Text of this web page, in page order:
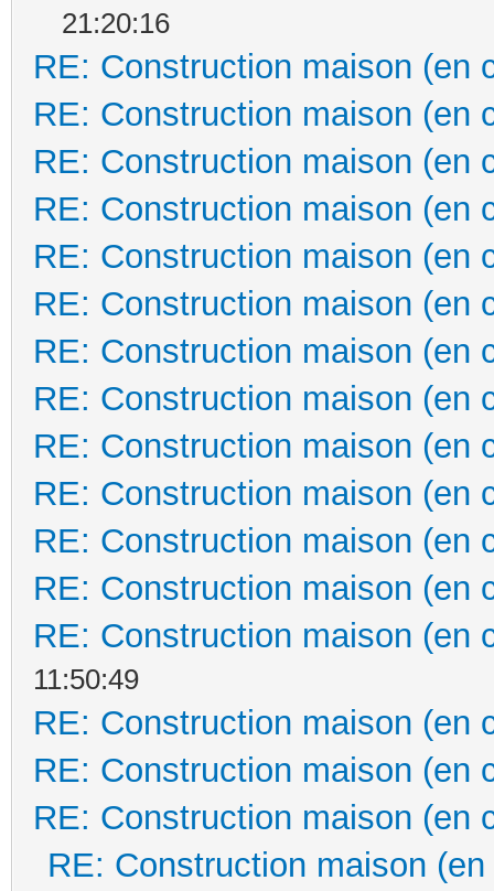
21:20:16
RE: Construction maison (en
RE: Construction maison (en
RE: Construction maison (en
RE: Construction maison (en
RE: Construction maison (en
RE: Construction maison (en
RE: Construction maison (en
RE: Construction maison (en
RE: Construction maison (en
RE: Construction maison (en
RE: Construction maison (en
RE: Construction maison (en
RE: Construction maison (en
11:50:49
RE: Construction maison (en
RE: Construction maison (en
RE: Construction maison (en
RE: Construction maison